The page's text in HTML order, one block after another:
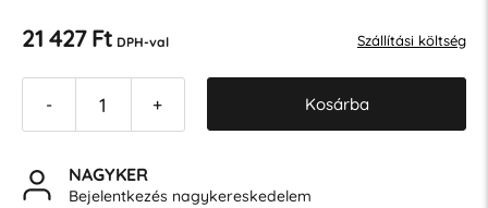
21 427 Ft DPH-val Szállítási költség
- + Kosárba
NAGYKER
Bejelentkezés nagykereskedelem